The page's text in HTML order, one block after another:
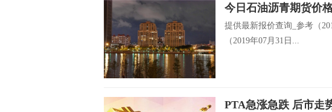
今日石油沥青期货价
提供最新报价查询_参考（
（2019年07月31日...
PTA急涨急跌 后市走